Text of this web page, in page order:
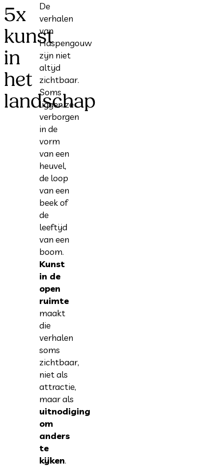
5x
kunst
in
het
landschap
De
verhalen
van
Haspengouw
zijn niet
altijd
zichtbaar.
Soms
liggen ze
verborgen
in de
vorm
van een
heuvel,
de loop
van een
beek of
de
leeftijd
van een
boom.
Kunst
in de
open
ruimte
maakt
die
verhalen
soms
zichtbaar,
niet als
attractie,
maar als
uitnodiging
om
anders
te
kijken.